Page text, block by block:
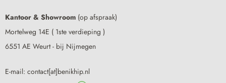
Kantoor & Showroom (op afspraak)
Mortelweg 14E ( 1ste verdieping )
6551 AE Weurt - bij Nijmegen
E-mail: contact[at]benikhip.nl